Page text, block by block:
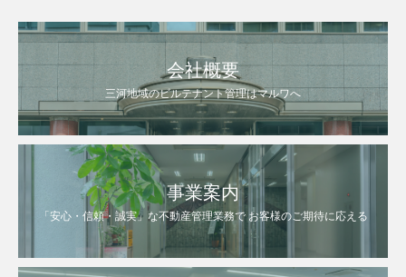
会社概要
三河地域のビルテナント管理はマルワへ
事業案内
「安心・信頼・誠実」な不動産管理業務で お客様のご期待に応える